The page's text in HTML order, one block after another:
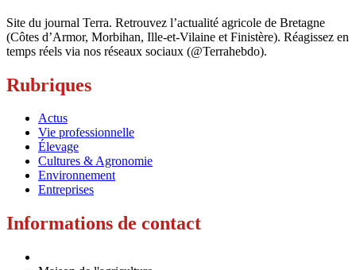
Site du journal Terra. Retrouvez l’actualité agricole de Bretagne
(Côtes d’Armor, Morbihan, Ille-et-Vilaine et Finistère). Réagissez en
temps réels via nos réseaux sociaux (@Terrahebdo).
Rubriques
Actus
Vie professionnelle
Élevage
Cultures & Agronomie
Environnement
Entreprises
Informations de contact